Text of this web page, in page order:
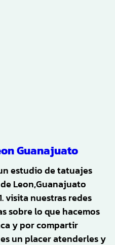
Guanajuato
estudio de tatuajes
Leon,Guanajuato
visita nuestras redes
sobre lo que hacemos
y por compartir
un placer atenderles y